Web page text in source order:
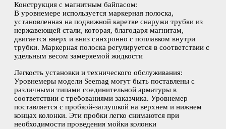
Конструкция с магнитным байпасом:
В уровнемере используется маркерная полоска,
установленная на подвижной каретке снаружи трубки из
нержавеющей стали, которая, благодаря магнитам,
двигается вверх и вниз синхронно с поплавком внутри
трубки. Маркерная полоска регулируется в соответствии с
удельным весом замеряемой жидкости
Легкость установки и технического обслуживания:
Уровнемеры модели Seemag могут быть поставлены с
различными типами соединительной арматуры в
соответствии с требованиями заказчика. Уровнемер
поставляется с пробкой-заглушкой на верхнем и нижнем
концах колонки. Эти пробки легко снимаются при
необходимости проведения мойки колонки